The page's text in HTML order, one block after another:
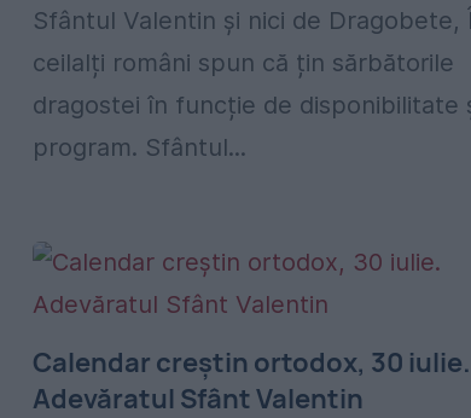
Sfântul Valentin și nici de Dragobete,
ceilalți români spun că țin sărbătorile
dragostei în funcție de disponibilitate
program. Sfântul...
Calendar creștin ortodox, 30 iulie.
Adevăratul Sfânt Valentin